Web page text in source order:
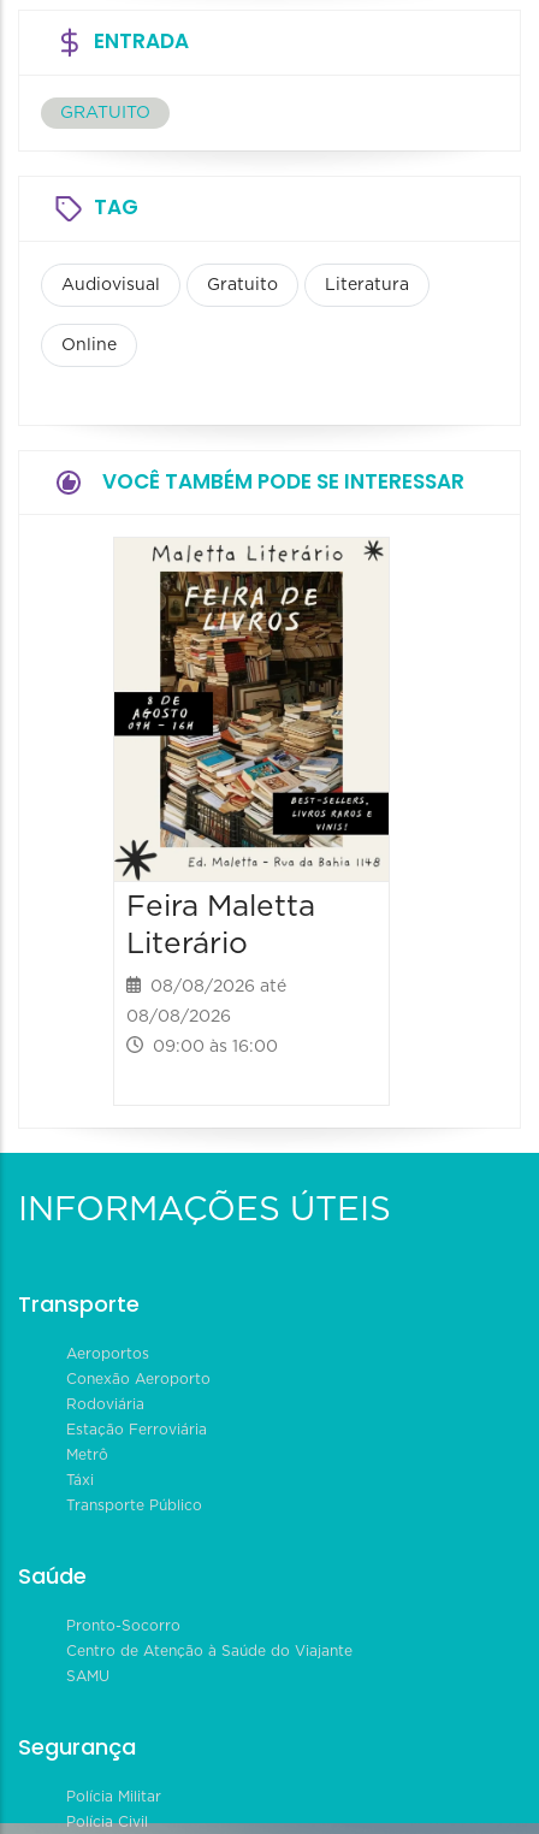
ENTRADA
GRATUITO
TAG
Audiovisual Gratuito Literatura
Online
VOCÊ TAMBÉM PODE SE INTERESSAR
Feira Maletta
Literário
08/08/2026 até
08/08/2026
09:00 às 16:00
INFORMAÇÕES ÚTEIS
Transporte
Aeroportos
Conexão Aeroporto
Rodoviária
Estação Ferroviária
Metrô
Táxi
Transporte Público
Saúde
Pronto-Socorro
Centro de Atenção à Saúde do Viajante
SAMU
Segurança
Polícia Militar
Polícia Civil